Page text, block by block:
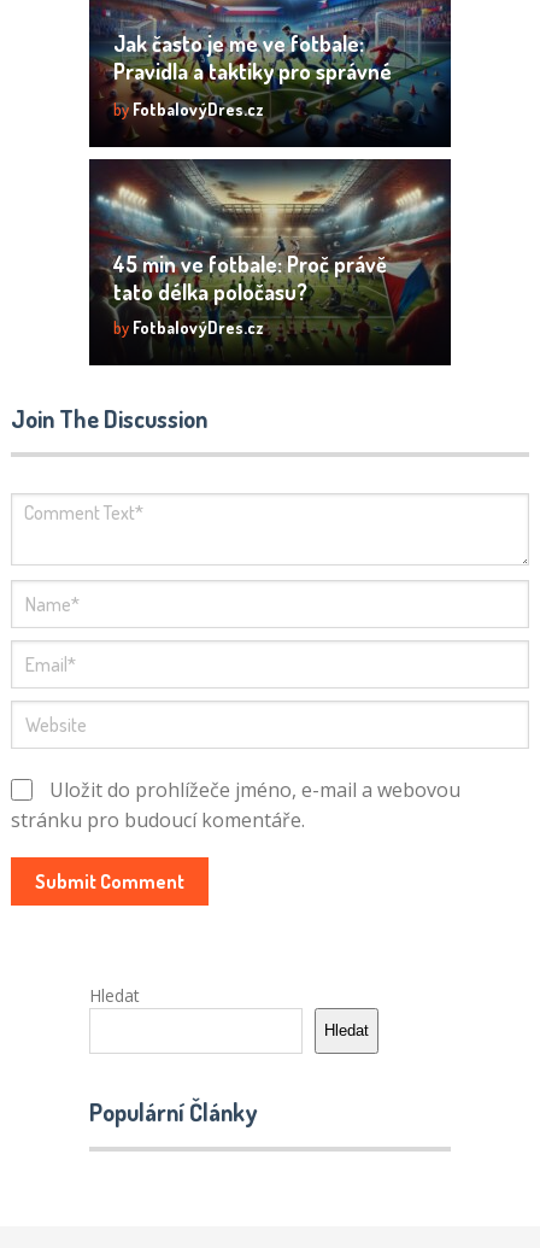
Jak často je me ve fotbale:
Pravidla a taktiky pro správné
střídání hráčů
byFotbalovýDres.cz
45 min ve fotbale: Proč právě
tato délka poločasu?
by FotbalovýDres.cz
Join The Discussion
Uložit do prohlížeče jméno, e-mail a webovou
stránku pro budoucí komentáře.
Hledat
Hledat
Populární Články